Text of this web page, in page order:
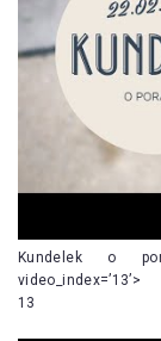
Kundelek o
video_index=’13’>
13